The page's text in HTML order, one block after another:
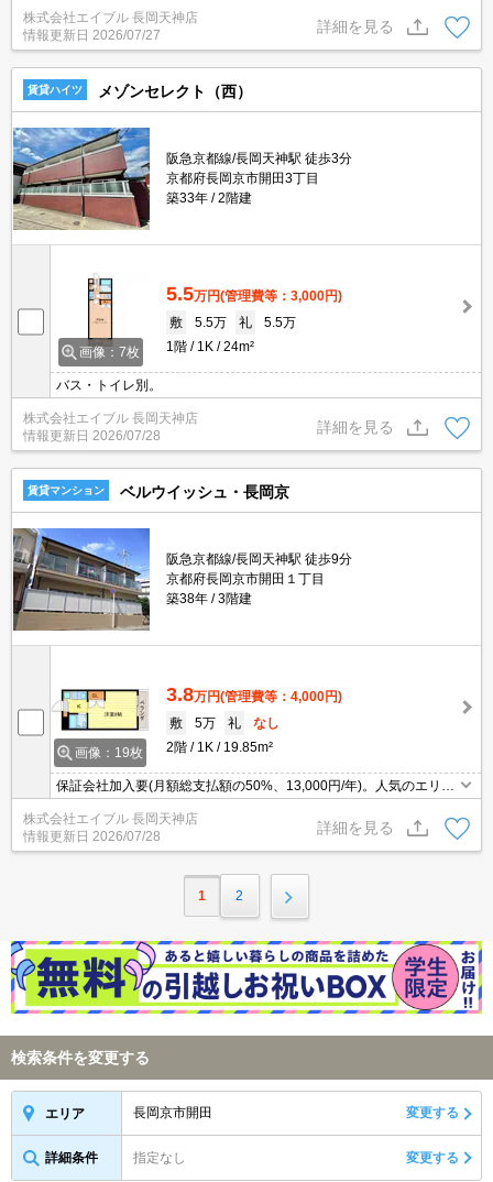
です。
株式会社エイブル 長岡天神店
情報更新日 2026/07/27
詳細を見る
賃貸ハイツ メゾンセレクト（西）
阪急京都線/長岡天神駅 徒歩3分
京都府長岡京市開田3丁目
築33年
2階建
画像：7枚
5.5万円(管理費等：3,000円)
敷
5.5万 礼
5.5万
1階
1K 24m²
バス・トイレ別。
株式会社エイブル 長岡天神店
情報更新日 2026/07/28
詳細を見る
賃貸マンション ベルウイッシュ・長岡京
阪急京都線/長岡天神駅 徒歩9分
京都府長岡京市開田１丁目
築38年
3階建
画像：19枚
3.8万円(管理費等：4,000円)
敷
5万 礼
なし
2階
1K 19.85m²
保証会社加入要(月額総支払額の50%、13,000円/年)。人気のエリ
住宅街。広さ良し!家賃良し!周辺環境良し!。生活便利な立地です。
株式会社エイブル 長岡天神店
情報更新日 2026/07/28
詳細を見る
1 2
検索条件を変更する
エリア 長岡京市開田 変更する
詳細条件 指定なし 変更する